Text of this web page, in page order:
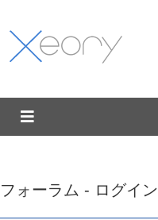
フォーラム - ログイン